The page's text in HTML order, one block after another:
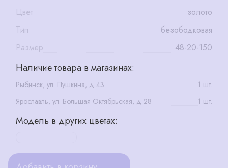
Цвет
золото
Тип
безободковая
Размер
48-20-150
Наличие товара в магазинах:
Рыбинск, ул. Пушкина, д 43
1 шт.
Ярославль, ул. Большая Октябрьская, д 28
1 шт.
Модель в других цветах: